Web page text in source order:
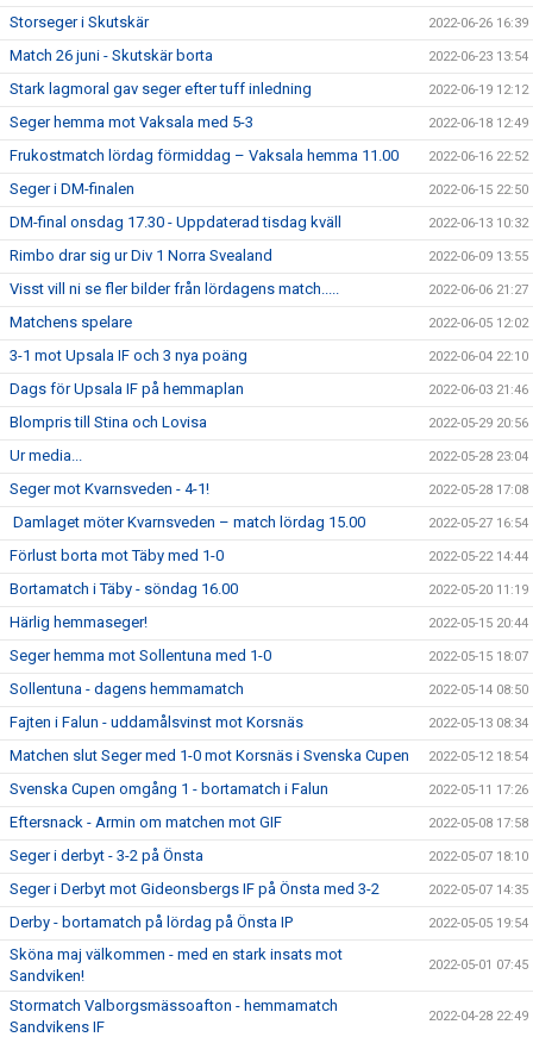
Storseger i Skutskär 2022-06-26 16:39
Match 26 juni - Skutskär borta 2022-06-23 13:54
Stark lagmoral gav seger efter tuff inledning 2022-06-19 12:12
Seger hemma mot Vaksala med 5-3 2022-06-18 12:49
Frukostmatch lördag förmiddag – Vaksala hemma 11.00 2022-06-16 22:52
Seger i DM-finalen 2022-06-15 22:50
DM-final onsdag 17.30 - Uppdaterad tisdag kväll 2022-06-13 10:32
Rimbo drar sig ur Div 1 Norra Svealand 2022-06-09 13:55
Visst vill ni se fler bilder från lördagens match..... 2022-06-06 21:27
Matchens spelare 2022-06-05 12:02
3-1 mot Upsala IF och 3 nya poäng 2022-06-04 22:10
Dags för Upsala IF på hemmaplan 2022-06-03 21:46
Blompris till Stina och Lovisa 2022-05-29 20:56
Ur media... 2022-05-28 23:04
Seger mot Kvarnsveden - 4-1! 2022-05-28 17:08
Damlaget möter Kvarnsveden – match lördag 15.00 2022-05-27 16:54
Förlust borta mot Täby med 1-0 2022-05-22 14:44
Bortamatch i Täby - söndag 16.00 2022-05-20 11:19
Härlig hemmaseger! 2022-05-15 20:44
Seger hemma mot Sollentuna med 1-0 2022-05-15 18:07
Sollentuna - dagens hemmamatch 2022-05-14 08:50
Fajten i Falun - uddamålsvinst mot Korsnäs 2022-05-13 08:34
Matchen slut Seger med 1-0 mot Korsnäs i Svenska Cupen 2022-05-12 18:54
Svenska Cupen omgång 1 - bortamatch i Falun 2022-05-11 17:26
Eftersnack - Armin om matchen mot GIF 2022-05-08 17:58
Seger i derbyt - 3-2 på Önsta 2022-05-07 18:10
Seger i Derbyt mot Gideonsbergs IF på Önsta med 3-2 2022-05-07 14:35
Derby - bortamatch på lördag på Önsta IP 2022-05-05 19:54
Sköna maj välkommen - med en stark insats mot
Sandviken!
2022-05-01 07:45
Stormatch Valborgsmässoafton - hemmamatch
Sandvikens IF
2022-04-28 22:49